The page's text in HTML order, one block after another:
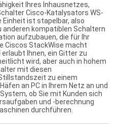
Ihres Inhausnetzes,
Cisco-Katalysators WS-
Einheit ist stapelbar, also
anderen kompatiblen Schaltern
aufzubauen, die für Ihr
Ciscos StackWise macht
Ihnen, ein Gitter zu
wird, aber auch in hohem
mit diesen
zu einem
an PC in Ihrem Netz an und
ob Sie mit Kunden sich
und -berechnung
durchführen.